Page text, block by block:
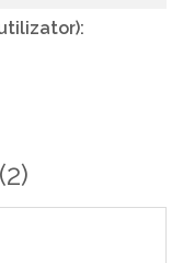
(2)